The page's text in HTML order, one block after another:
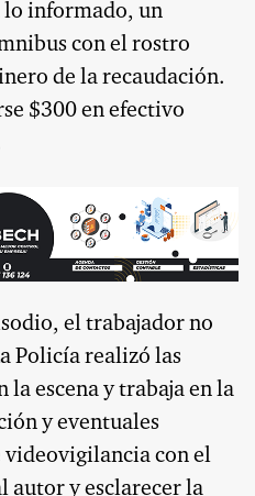
lo informado, un
con el rostro
de la recaudación.
$300 en efectivo
el trabajador no
Policía realizó las
la escena y trabaja en la
y eventuales
videovigilancia con el
autor y esclarecer la